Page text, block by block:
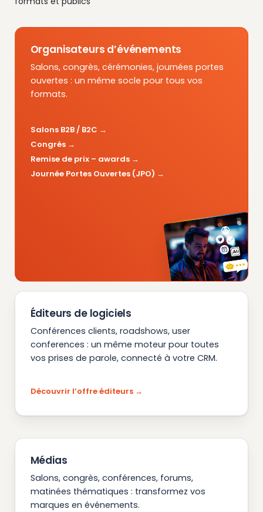
Organisateurs d’événements
Salons, congrès, cérémonies, journées portes
ouvertes : un même socle pour tous vos
formats.
Salons B2B / B2C
Congrès
Remise de prix – awards
Journée Portes Ouvertes (JPO)
Éditeurs de logiciels
Conférences clients, roadshows, user
conferences : un même moteur pour toutes
vos prises de parole, connecté à votre CRM.
Découvrir l’offre éditeurs
Médias
Salons, congrès, conférences, forums,
matinées thématiques : transformez vos
marques en événements.